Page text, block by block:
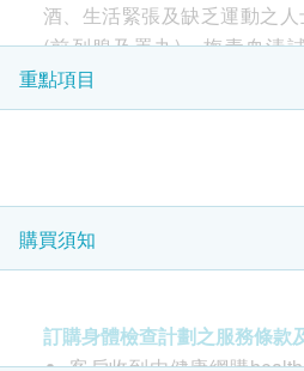
$150 百佳電子禮券
2 基本項目
基本健康評估
身高
脈搏率
血脂
身體輻射數量
身體輻射數量影響胎兒生長及健
HK$
肝炎伸延檢查
針對甲型肝炎免疫能力和乙型肝
HK$499.0
酒、生活緊張及缺乏運動之
(前列腺及睪丸)、梅毒血清
脂、肝功能、腎功能、泌尿、
能、泌尿、貧血。
注意事項:
意事項
重點項目
購買須知
訂購身體檢查計劃之服務條款